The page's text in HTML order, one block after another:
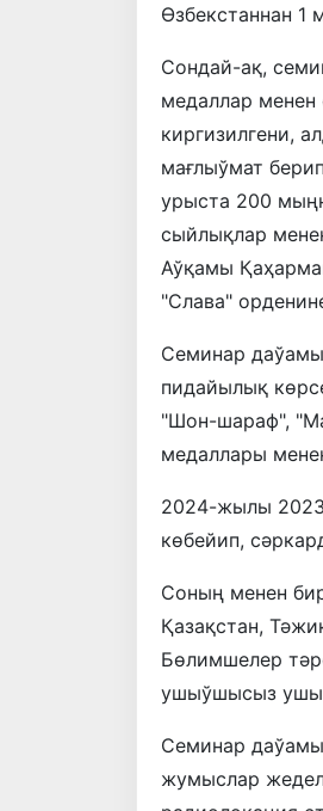
Өзбекстаннан 1
Сондай-ақ,
медаллар
киргизилгени,
мағлыўмат
урыста 200
сыйлықлар
Аўқамы
"Слава"
Семинар
пидайылық
"Шон-шараф",
медаллары
2024-жылы
көбейип,
Соның менен
Қазақстан,
Бөлимшелер
ушыўшысыз
Семинар
жумыслар